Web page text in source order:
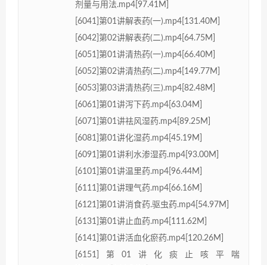
剂量与用法.mp4[97.41M]
[6041]第01讲解表药(一).mp4[131.40M]
[6042]第02讲解表药(二).mp4[64.75M]
[6051]第01讲清热药(一).mp4[66.40M]
[6052]第02讲清热药(二).mp4[149.77M]
[6053]第03讲清热药(三).mp4[82.48M]
[6061]第01讲泻下药.mp4[63.04M]
[6071]第01讲祛风湿药.mp4[89.25M]
[6081]第01讲化湿药.mp4[45.19M]
[6091]第01讲利水渗湿药.mp4[93.00M]
[6101]第01讲温里药.mp4[96.44M]
[6111]第01讲理气药.mp4[66.16M]
[6121]第01讲消食药.驱虫药.mp4[54.97M]
[6131]第01讲止血药.mp4[111.62M]
[6141]第01讲活血化瘀药.mp4[120.26M]
[6151]第01讲化痰止咳平喘